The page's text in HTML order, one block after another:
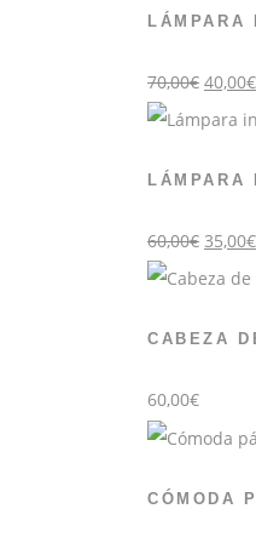
LÁMPARA
70,00€ precio
era:
40,00€
60,00€ El
precio
era:
35,00€
CABEZA
60,00€
CÓMODA